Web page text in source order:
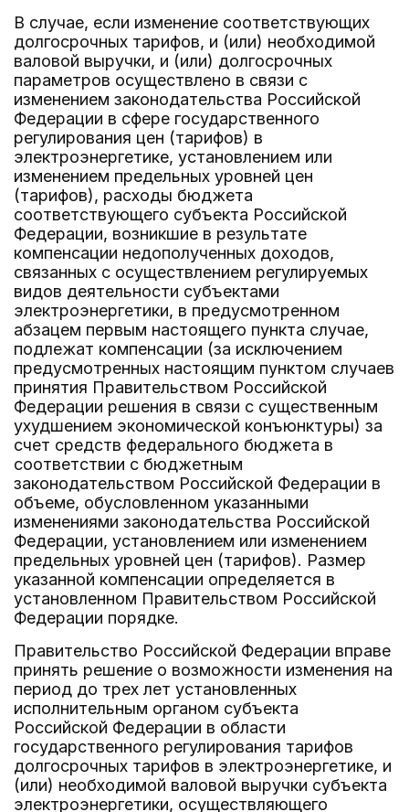
В случае, если изменение соответствующих
долгосрочных тарифов, и (или) необходимой
валовой выручки, и (или) долгосрочных
параметров осуществлено в связи с
изменением законодательства Российской
Федерации в сфере государственного
регулирования цен (тарифов) в
электроэнергетике, установлением или
изменением предельных уровней цен
(тарифов), расходы бюджета
соответствующего субъекта Российской
Федерации, возникшие в результате
компенсации недополученных доходов,
связанных с осуществлением регулируемых
видов деятельности субъектами
электроэнергетики, в предусмотренном
абзацем первым настоящего пункта случае,
подлежат компенсации (за исключением
предусмотренных настоящим пунктом случаев
принятия Правительством Российской
Федерации решения в связи с существенным
ухудшением экономической конъюнктуры) за
счет средств федерального бюджета в
соответствии с бюджетным
законодательством Российской Федерации в
объеме, обусловленном указанными
изменениями законодательства Российской
Федерации, установлением или изменением
предельных уровней цен (тарифов). Размер
указанной компенсации определяется в
установленном Правительством Российской
Федерации порядке.
Правительство Российской Федерации вправе
принять решение о возможности изменения на
период до трех лет установленных
исполнительным органом субъекта
Российской Федерации в области
государственного регулирования тарифов
долгосрочных тарифов в электроэнергетике, и
(или) необходимой валовой выручки субъекта
электроэнергетики, осуществляющего